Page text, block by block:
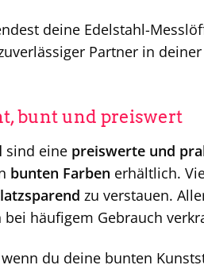
deine Edelstahl-
Partner in
bunt und preiswert
sind eine preiswerte und
bunten Farben erhältlich.
zu verstauen.
häufigem Gebrauch
du deine bunten